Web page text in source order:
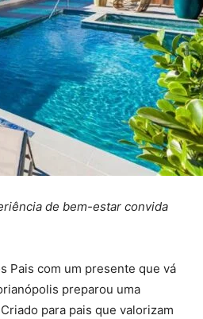
de bem-estar convida
Pais com um presente que vá
preparou uma
para pais que valorizam